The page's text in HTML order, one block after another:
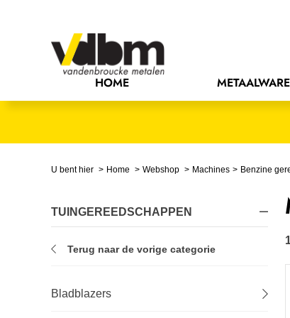
HOME
Bevestigingsmaterialen
Elektrische componenten
U bent hier Home Webshop Machines Benzine
TUINGEREEDSCHAPPEN
Terug naar de vorige categorie
Bladblazers